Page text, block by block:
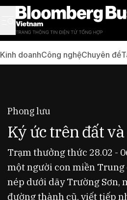
Kinh doanhCông nghệChuyên đề
Phong lưu
Ký ức trên đất
Trạm thưởng thức 28.02 -
một người con miền Trung
nép dưới dãy Trường Sơn,
đường thành cũ, viết tiếp